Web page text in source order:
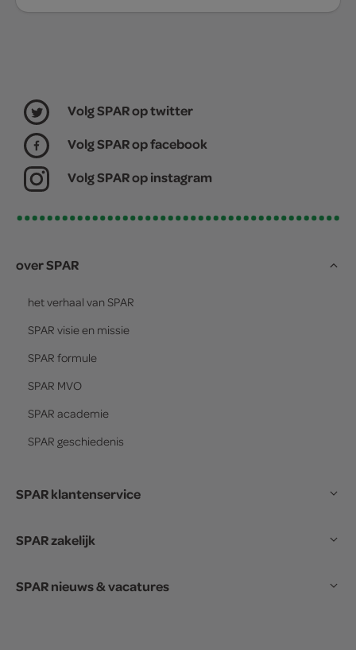
Volg SPAR op twitter
Volg SPAR op facebook
Volg SPAR op instagram
over SPAR
het verhaal van SPAR
SPAR visie en missie
SPAR formule
SPAR MVO
SPAR academie
SPAR geschiedenis
SPAR klantenservice
SPAR zakelijk
SPAR nieuws & vacatures